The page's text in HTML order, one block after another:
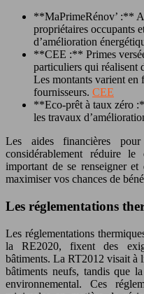
**MaPrimeRénov’ :**
propriétaires occupants
d’amélioration
**CEE :** Primes
particuliers qui réalisent
Les montants varient en
fournisseurs. CEE
**Eco-prêt à taux zéro
les travaux
Les aides financières
considérablement réduire
important de se renseigner
maximiser vos chances de
Les réglementations
Les réglementations
la RE2020, fixent des
bâtiments. La RT2012 visait à
bâtiments neufs, tandis que
environnemental. Ces